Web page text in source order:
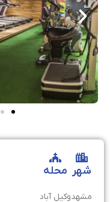
شهر
مشهد
محله
وکیل آباد